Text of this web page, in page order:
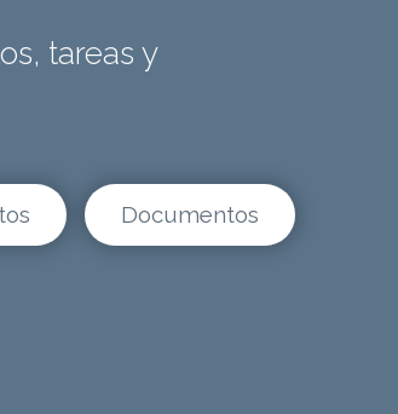
tareas y
Documentos